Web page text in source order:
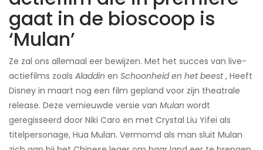
gaat in de bioscoop is
‘Mulan’
Ze zal ons allemaal eer bewijzen. Met het succes van live-
actiefilms zoals Aladdin en Schoonheid en het beest, Heeft
Disney in maart nog een film gepland voor zijn theatrale
release. Deze vernieuwde versie van Mulan wordt
geregisseerd door Niki Caro en met Crystal Liu Yifei als
titelpersonage, Hua Mulan. Vermomd als man sluit Mulan